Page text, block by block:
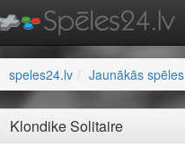
speles24.lv Jaunākās spēles
Klondike Solitaire